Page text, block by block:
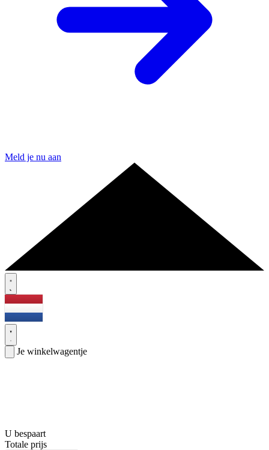
Meld je nu aan
Je winkelwagentje
U bespaart
Totale prijs